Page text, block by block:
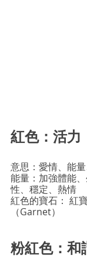
紅色：活力
意思：愛情、能
能量：加強體能
性、穩定、熱情
紅色的寶石： 紅
（Garnet）
粉紅色：和